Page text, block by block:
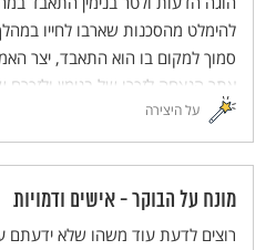
להימלט מהסכנות שארבו לחייו
סמוך למקום בו הוא התאבד, יצר האמן
אתר הנצחה לזכרו של בנימין ולזכרם
הפליטים שנאלצו להימלט מאימת
על היצירה
מונח על הבוקר - אישים ודמויות
רוצים לדעת עוד משהו שלא ידעתם